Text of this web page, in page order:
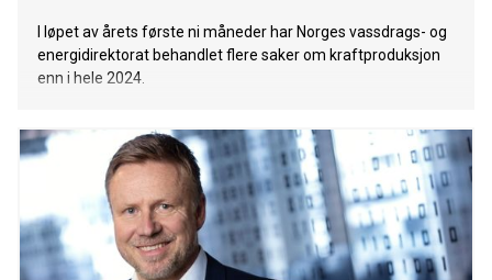
I løpet av årets første ni måneder har Norges vassdrags- og
energidirektorat behandlet flere saker om kraftproduksjon
enn i hele 2024.